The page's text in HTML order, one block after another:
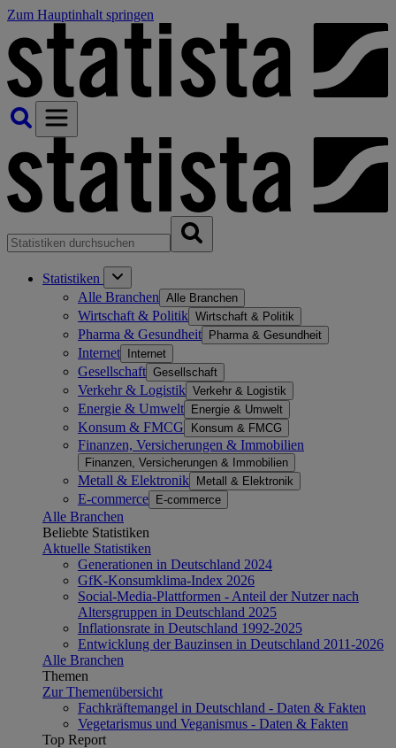
Zum Hauptinhalt springen
Statistiken
Alle Branchen Alle Branchen
Wirtschaft & Politik Wirtschaft & Politik
Pharma & Gesundheit Pharma & Gesundheit
Internet Internet
Gesellschaft Gesellschaft
Verkehr & Logistik Verkehr & Logistik
Energie & Umwelt Energie & Umwelt
Konsum & FMCG Konsum & FMCG
Finanzen, Versicherungen & Immobilien
Finanzen, Versicherungen & Immobilien
Metall & Elektronik Metall & Elektronik
E-commerce E-commerce
Alle Branchen
Beliebte Statistiken
Aktuelle Statistiken
Generationen in Deutschland 2024
GfK-Konsumklima-Index 2026
Social-Media-Plattformen - Anteil der Nutzer nach
Altersgruppen in Deutschland 2025
Inflationsrate in Deutschland 1992-2025
Entwicklung der Bauzinsen in Deutschland 2011-2026
Alle Branchen
Themen
Zur Themenübersicht
Fachkräftemangel in Deutschland - Daten & Fakten
Vegetarismus und Veganismus - Daten & Fakten
Top Report